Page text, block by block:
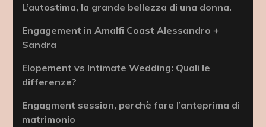
L’autostima, la grande bellezza di una donna.
Engagement in Amalfi Coast Alessandro +
Sandra
Elopement vs Intimate Wedding: Quali le
differenze?
Engagment session, perchè fare l’anteprima di
matrimonio